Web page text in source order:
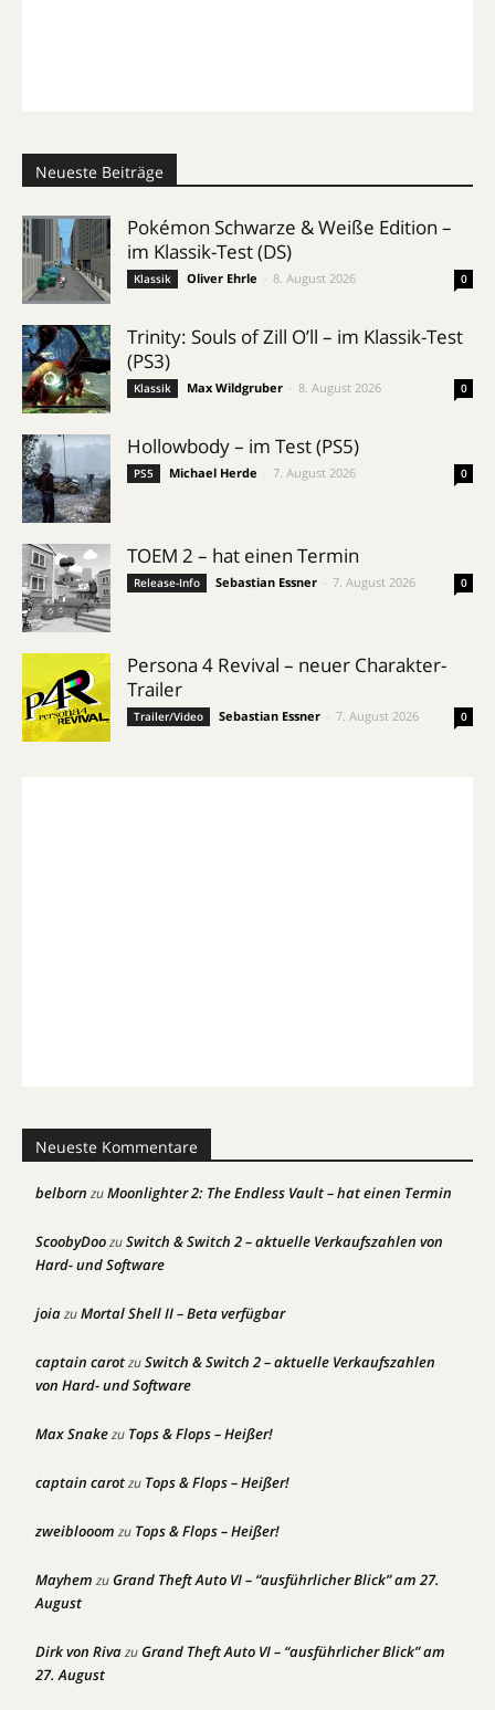
Neueste Beiträge
Pokémon Schwarze & Weiße Edition –
im Klassik-Test (DS)
Klassik Oliver Ehrle 8. August 2026 0
Trinity: Souls of Zill O’ll – im Klassik-Test
(PS3)
Klassik Max Wildgruber 8. August 2026 0
Hollowbody – im Test (PS5)
PS5 Michael Herde 7. August 2026 0
TOEM 2 – hat einen Termin
Release-Info Sebastian Essner 7. August 2026 0
Persona 4 Revival – neuer Charakter-
Trailer
Trailer/Video Sebastian Essner 7. August 2026 0
Neueste Kommentare
belborn zuMoonlighter 2: The Endless Vault – hat einen Termin
ScoobyDoozuSwitch & Switch 2 – aktuelle Verkaufszahlen von
Hard- und Software
joiazuMortal Shell II – Beta verfügbar
captain carotzuSwitch & Switch 2 – aktuelle Verkaufszahlen
von Hard- und Software
Max Snakezu Tops & Flops – Heißer!
captain carotzu Tops & Flops – Heißer!
zweiblooom zu Tops & Flops – Heißer!
Mayhem zuGrand Theft Auto VI – “ausführlicher Blick” am 27.
August
Dirk von RivazuGrand Theft Auto VI – “ausführlicher Blick” am
27. August